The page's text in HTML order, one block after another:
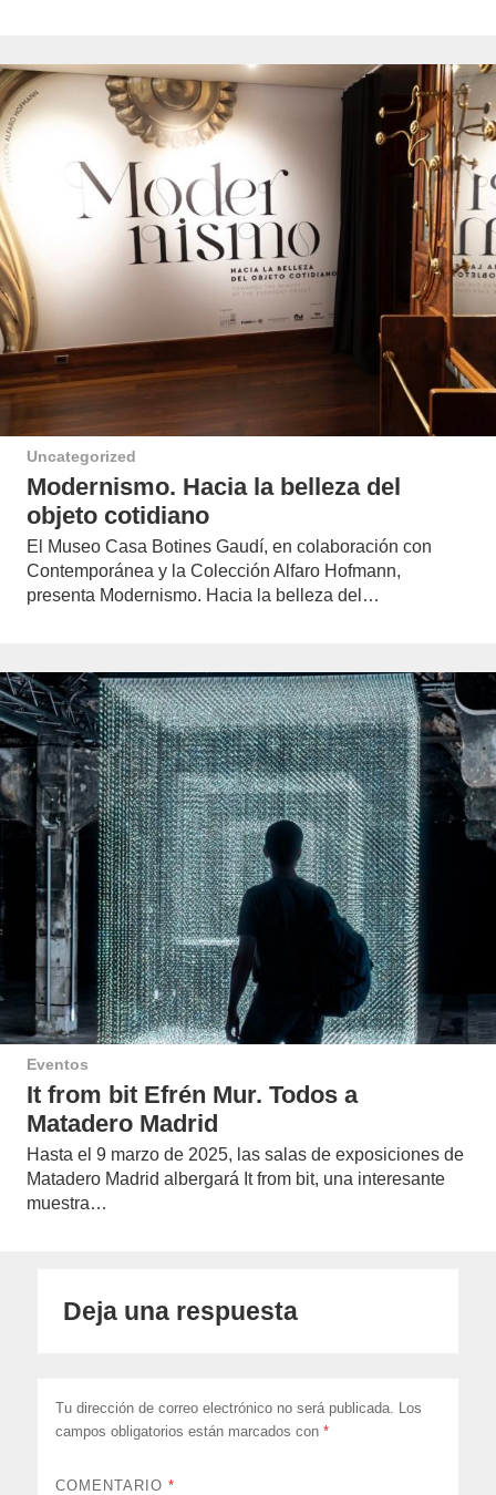
Uncategorized
Modernismo. Hacia la belleza del
objeto cotidiano
El Museo Casa Botines Gaudí, en colaboración con
Contemporánea y la Colección Alfaro Hofmann,
presenta Modernismo. Hacia la belleza del…
Eventos
It from bit Efrén Mur. Todos a
Matadero Madrid
Hasta el 9 marzo de 2025, las salas de exposiciones de
Matadero Madrid albergará It from bit, una interesante
muestra…
Deja una respuesta
Tu dirección de correo electrónico no será publicada.
Los
campos obligatorios están marcados con*
COMENTARIO*